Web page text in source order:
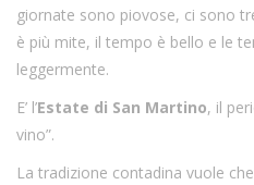
giornate sono piovose, ci sono
è più mite, il tempo è bello e le
leggermente.
E’ l’Estate di San Martino, il
vino”.
La tradizione contadina vuole